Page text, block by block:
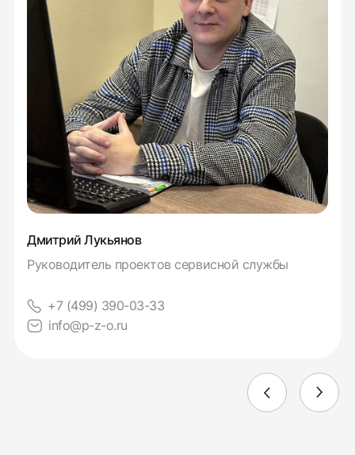
Дмитрий Лукьянов
Руководитель проектов сервисной службы
+7 (499) 390-03-33
info@p-z-o.ru